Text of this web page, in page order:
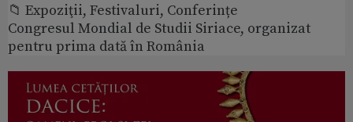
📁 Expoziţii, Festivaluri, Conferințe
Congresul Mondial de Studii Siriace, organizat
pentru prima dată în România